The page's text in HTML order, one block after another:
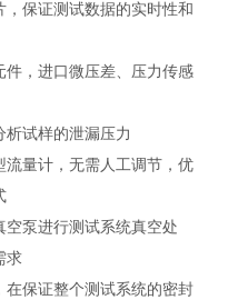
保证测试数据的实时性和
件，进口微压差、压力传感
析试样的泄漏压力
流量计，无需人工调节，优
泵进行测试系统真空处
求
在保证整个测试系统的密封